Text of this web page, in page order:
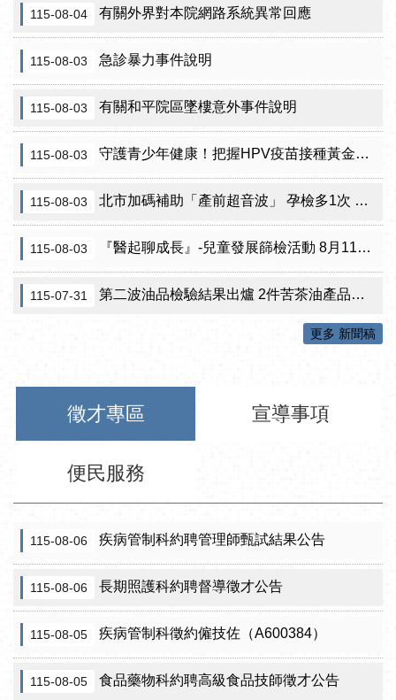
115-08-04 有關外界對本院網路系統異常回應
115-08-03 急診暴力事件說明
115-08-03 有關和平院區墜樓意外事件說明
115-08-03 守護青少年健康！把握HPV疫苗接種黃金期 臺北市提供校園設站及98家合約院所接種服務
115-08-03 北市加碼補助「產前超音波」 孕檢多1次 準媽咪「超」安心！
115-08-03 『醫起聊成長』-兒童發展篩檢活動 8月11日北投區健康服務中心邀請家長做孩子最神氣的守護者！
115-07-31 第二波油品檢驗結果出爐 2件苦茶油產品苯駢芘超標 前已要求預防性下架
更多 新聞稿
徵才專區 宣導事項
便民服務
115-08-06 疾病管制科約聘管理師甄試結果公告
115-08-06 長期照護科約聘督導徵才公告
115-08-05 疾病管制科徵約僱技佐（A600384）
115-08-05 食品藥物科約聘高級食品技師徵才公告